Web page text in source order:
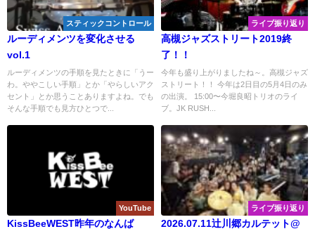
スティックコントロール
ルーディメンツを変化させる
vol.1
ルーディメンツの手順を見たときに「うー
わ。ややこしい手順」とか「やらしいアク
セント」とか思うことありますよね。でも
そんな手順でも見方ひとつで...
ライブ振り返り
高槻ジャズストリート2019終
了！！
今年も盛り上がりましたね～。高槻ジャズ
ストリート！！ 今年は2日目の5月4日のみ
の出演。 15:00〜今堀良昭トリオのライ
ブ。JK RUSH...
YouTube
KissBeeWEST昨年のなんば
ライブ振り返り
2026.07.11辻川郷カルテット@